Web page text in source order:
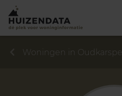
Woningen in Oudkarspel